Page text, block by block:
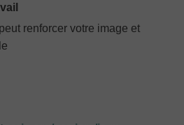
renforcer votre image et